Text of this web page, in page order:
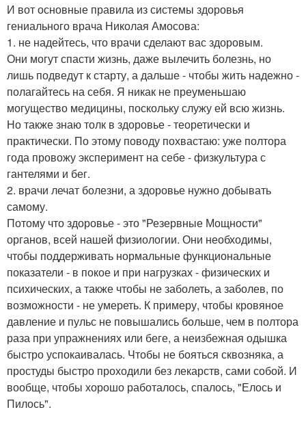
И вот основные правила из системы здоровья
гениального врача Николая Амосова:
1. не надейтесь, что врачи сделают вас здоровым.
Они могут спасти жизнь, даже вылечить болезнь, но
лишь подведут к старту, а дальше - чтобы жить надежно -
полагайтесь на себя. Я никак не преуменьшаю
могущество медицины, поскольку служу ей всю жизнь.
Но также знаю толк в здоровье - теоретически и
практически. По этому поводу похвастаю: уже полтора
года провожу эксперимент на себе - физкультура с
гантелями и бег.
2. врачи лечат болезни, а здоровье нужно добывать
самому.
Потому что здоровье - это "Резервные Мощности"
органов, всей нашей физиологии. Они необходимы,
чтобы поддерживать нормальные функциональные
показатели - в покое и при нагрузках - физических и
психических, а также чтобы не заболеть, а заболев, по
возможности - не умереть. К примеру, чтобы кровяное
давление и пульс не повышались больше, чем в полтора
раза при упражнениях или беге, а неизбежная одышка
быстро успокаивалась. Чтобы не бояться сквозняка, а
простуды быстро проходили без лекарств, сами собой. И
вообще, чтобы хорошо работалось, спалось, "Елось и
Пилось".